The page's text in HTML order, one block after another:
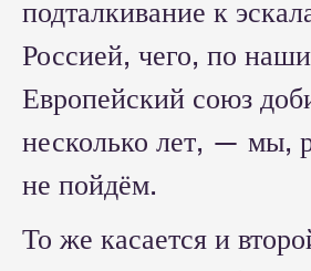
подталкивание к
Россией, чего, по
Европейский союз
несколько лет, — мы,
не пойдём.
То же касается и